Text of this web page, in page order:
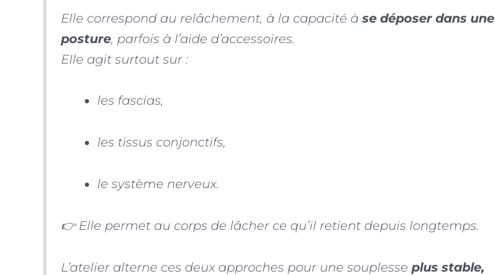
Elle correspond au relâchement, à la capacité à se déposer dans une
posture, parfois à l’aide d’accessoires.
Elle agit surtout sur :
les fascias,
les tissus conjonctifs,
le système nerveux.
👉 Elle permet au corps de lâcher ce qu’il retient depuis longtemps.
L’atelier alterne ces deux approches pour une souplesse plus stable,